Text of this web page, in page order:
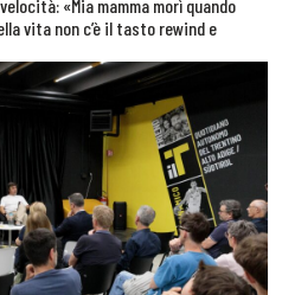
«Mia mamma morì quando
vita non c’è il tasto rewind e